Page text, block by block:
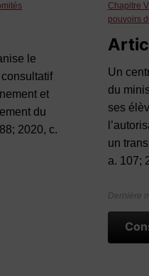
le
et
du
2020, c.
Chapitre
pouvoirs
Un
du
ses
un
a. 107;
Dernière